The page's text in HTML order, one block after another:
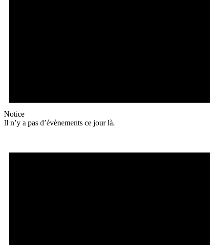
Notice
Il n’y a pas d’évènements ce jour là.